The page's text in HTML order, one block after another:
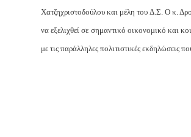
Χατζηχριστοδούλου και μέλη του Δ.Σ. O κ.
να εξελιχθεί σε σημαντικό οικονομικό και
με τις παράλληλες πολιτιστικές εκδηλώσεις